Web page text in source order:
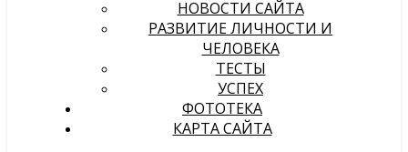
НОВОСТИ САЙТА
РАЗВИТИЕ ЛИЧНОСТИ И
ЧЕЛОВЕКА
ТЕСТЫ
УСПЕХ
ФОТОТЕКА
КАРТА САЙТА